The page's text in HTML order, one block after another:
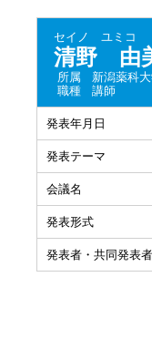
セイノ ユミコ
清野 由
所属
新潟薬科
職種
講師
発表年月日
発表テーマ
会議名
発表形式
発表者・共同発表者